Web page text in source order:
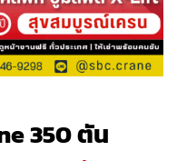
350 ตัน